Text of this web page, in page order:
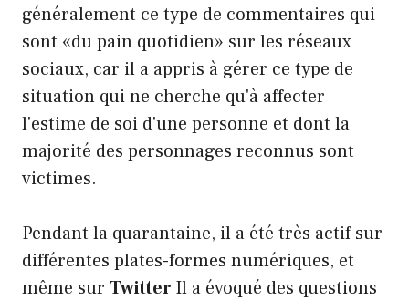
généralement ce type de commentaires qui
sont «du pain quotidien» sur les réseaux
sociaux, car il a appris à gérer ce type de
situation qui ne cherche qu'à affecter
l'estime de soi d'une personne et dont la
majorité des personnages reconnus sont
victimes.
Pendant la quarantaine, il a été très actif sur
différentes plates-formes numériques, et
même sur Twitter Il a évoqué des questions